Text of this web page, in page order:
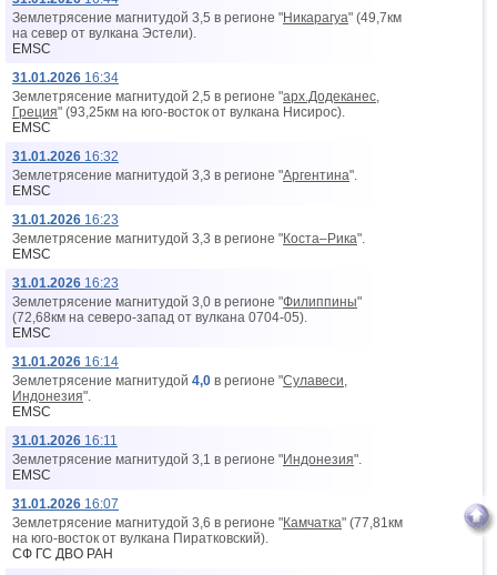
Землетрясение магнитудой 3,5 в регионе "Никарагуа" (49,7км
на север от вyлкана Эстели).
EMSC
31.01.2026 16:34
Землетрясение магнитудой 2,5 в регионе "арх.Додеканес,
Греция" (93,25км на юго-восток от вyлкана Нисирос).
EMSC
31.01.2026 16:32
Землетрясение магнитудой 3,3 в регионе "Аргентина".
EMSC
31.01.2026 16:23
Землетрясение магнитудой 3,3 в регионе "Коста–Рика".
EMSC
31.01.2026 16:23
Землетрясение магнитудой 3,0 в регионе "Филиппины"
(72,68км на северо-запад от вyлкана 0704-05).
EMSC
31.01.2026 16:14
Землетрясение магнитудой 4,0 в регионе "Сулавеси,
Индонезия".
EMSC
31.01.2026 16:11
Землетрясение магнитудой 3,1 в регионе "Индонезия".
EMSC
31.01.2026 16:07
Землетрясение магнитудой 3,6 в регионе "Камчатка" (77,81км
на юго-восток от вyлкана Пиратковский).
СФ ГС ДВО РАН